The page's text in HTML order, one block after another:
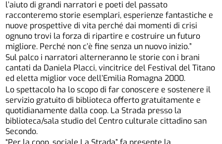
l’aiuto di grandi narratori e poeti del passato
racconteremo storie esemplari, esperienze fantastiche e
nuove prospettive di vita perché dai momenti di crisi
ognuno trovi la forza di ripartire e costruire un futuro
migliore. Perché non c’è fine senza un nuovo inizio.”
Sul palco i narratori alterneranno le storie con i brani
cantati da Daniela Placci, vincitrice del Festival del Titano
ed eletta miglior voce dell’Emilia Romagna 2000.
Lo spettacolo ha lo scopo di far conoscere e sostenere il
servizio gratuito di biblioteca offerto gratuitamente e
quotidianamente dalla coop. La Strada presso la
biblioteca/sala studio del Centro culturale cittadino san
Secondo.